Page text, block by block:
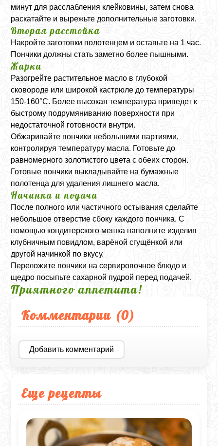
минут для расслабления клейковины, затем снова
раскатайте и вырежьте дополнительные заготовки.
Вторая расстойка
Накройте заготовки полотенцем и оставьте на 1 час.
Пончики должны стать заметно более пышными.
Жарка
Разогрейте растительное масло в глубокой
сковороде или широкой кастрюле до температуры
150-160°C. Более высокая температура приведет к
быстрому подрумяниванию поверхности при
недостаточной готовности внутри.
Обжаривайте пончики небольшими партиями,
контролируя температуру масла. Готовьте до
равномерного золотистого цвета с обеих сторон.
Готовые пончики выкладывайте на бумажные
полотенца для удаления лишнего масла.
Начинка и подача
После полного или частичного остывания сделайте
небольшое отверстие сбоку каждого пончика. С
помощью кондитерского мешка наполните изделия
клубничным повидлом, варёной сгущёнкой или
другой начинкой по вкусу.
Переложите пончики на сервировочное блюдо и
щедро посыпьте сахарной пудрой перед подачей.
Приятного аппетита!
Комментарии (0)
Добавить комментарий
Еще рецепты